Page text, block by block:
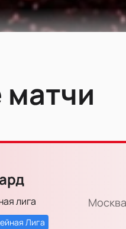
лига
Лига